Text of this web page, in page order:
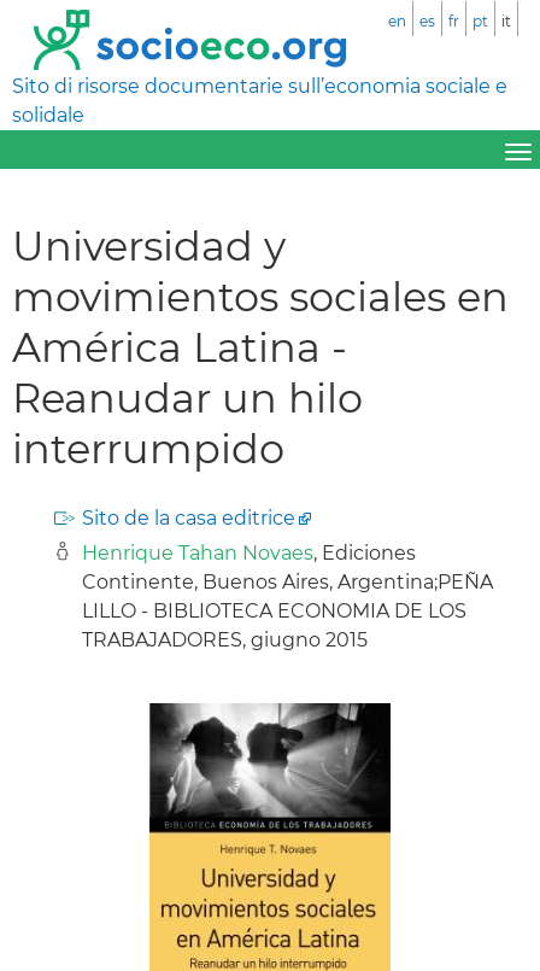
Sito di risorse documentarie sull’economia sociale e
solidale
en es fr pt it
Universidad y
movimientos sociales en
América Latina -
Reanudar un hilo
interrumpido
Sito de la casa editrice
Henrique Tahan Novaes, Ediciones
Continente, Buenos Aires, Argentina;PEÑA
LILLO - BIBLIOTECA ECONOMIA DE LOS
TRABAJADORES, giugno 2015